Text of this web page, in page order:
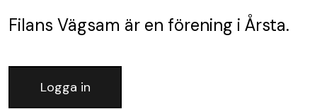
Filans Vägsam är en förening i Årsta.
Logga in